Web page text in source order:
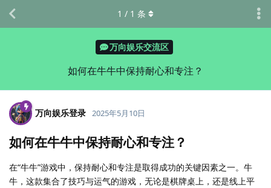
万向娱乐交流区
如何在牛牛中保持耐心和专注？
1 / 1 条
万向娱乐登录 2025年5月10日
如何在牛牛中保持耐心和专注？
在“牛牛”游戏中，保持耐心和专注是取得成功的关键因素之一。牛
牛，这款集合了技巧与运气的游戏，无论是棋牌桌上，还是线上平